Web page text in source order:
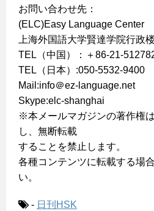
お問い合わせ先：
(ELC)Easy Language Center
上海外国語大学賢達学院行政
TEL（中国）：＋86-21-
TEL（日本）:050-5532-9400
Mail:info＠ez-language.net
Skype:elc-shanghai
※本メールマガジンの著作権
し、無断転載
することを禁止します。
各種コンテンツに転載する場
い。
- 日刊HSK